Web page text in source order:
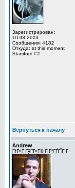
Зарегистрирован:
10.03.2003
Сообщения: 4182
Откуда: at this moment
Stamford CT
Вернуться к началу
Andrew
ГѓГ«Г ГўГ­Г»Г© ГІГ°ГҐГЇГ Г·